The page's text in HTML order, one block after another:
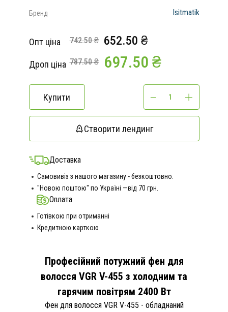
Бренд Isitmatik
Опт ціна 742.50 ₴ 652.50 ₴
Дроп ціна 787.50 ₴ 697.50 ₴
Купити
Створити лендинг
Доставка
Самовивіз з нашого магазину - безкоштовно.
"Новою поштою" по Україні —від 70 грн.
Оплата
Готівкою при отриманні
Кредитною карткою
Професійний потужний фен для
волосся VGR V-455 з холодним та
гарячим повітрям 2400 Вт
Фен для волосся VGR V-455 - обладнаний